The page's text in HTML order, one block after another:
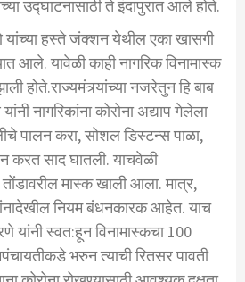
उद्घाटनासाठी ते इंदापुरात आले होते.
यांच्या हस्ते जंक्शन येथील एका खासगी
आले. यावेळी काही नागरिक विनामास्क
होते.राज्यमंत्र्यांच्या नजरेतुन हि बाब
नागरिकांना कोरोना अद्याप गेलेला
पालन करा, सोशल डिस्टन्स पाळा,
करत साद घातली. याचवेळी
मास्क खाली आला. मात्र,
नियम बंधनकारक आहेत. याच
यांनी स्वत:हून विनामास्कचा 100
भरुन त्याची रितसर पावती